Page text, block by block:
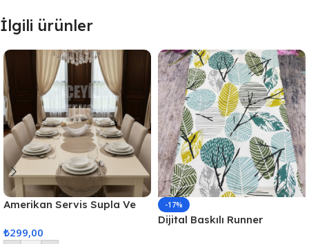
İlgili ürünler
Amerikan Servis Supla Ve
₺299,00
-17%
Dijital Baskılı Runner